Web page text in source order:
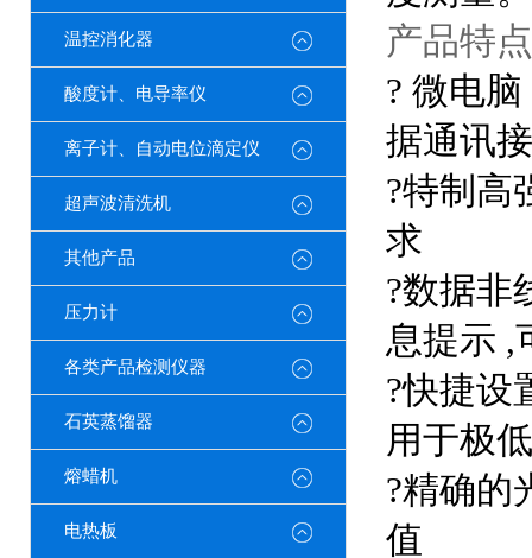
温控消化器
酸度计、电导率仪
离子计、自动电位滴定仪
超声波清洗机
其他产品
压力计
各类产品检测仪器
石英蒸馏器
熔蜡机
电热板
产品特
? 微电脑
据通讯
?特制高
求
?数据非
息提示 ,
?快捷设
用于极
?精确的
值